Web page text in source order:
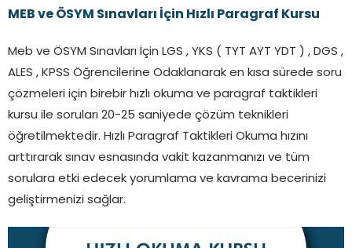
MEB ve ÖSYM Sınavları İçin Hızlı Paragraf Kursu
Meb ve ÖSYM Sınavları İçin LGS , YKS ( TYT AYT YDT ) , DGS ,
ALES , KPSS Öğrencilerine Odaklanarak en kısa sürede soru
çözmeleri için birebir hızlı okuma ve paragraf taktikleri
kursu ile soruları 20-25 saniyede çözüm teknikleri
öğretilmektedir. Hızlı Paragraf Taktikleri Okuma hızını
arttırarak sınav esnasında vakit kazanmanızı ve tüm
sorulara etki edecek yorumlama ve kavrama becerinizi
geliştirmenizi sağlar.